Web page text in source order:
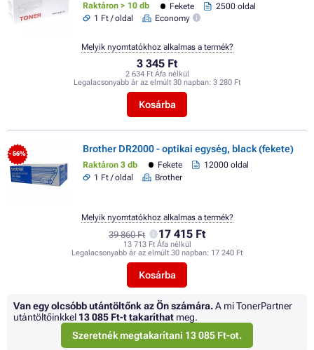
Raktáron > 10 db Fekete
2500 oldal
1 Ft / oldal
Economy
3 345 Ft
2 634 Ft Áfa nélkül
Legalacsonyabb ár az elmúlt 30 napban: 3 280 Ft
Kosárba
Melyik nyomtatókhoz alkalmas a termék?
- 56% Brother DR2000 - optikai egység, black (fekete)
Raktáron 3 db Fekete
12000 oldal
1 Ft / oldal
Brother
39 860 Ft 17 415 Ft
13 713 Ft Áfa nélkül
Legalacsonyabb ár az elmúlt 30 napban: 17 240 Ft
Kosárba
Melyik nyomtatókhoz alkalmas a termék?
Van egy olcsóbb utántöltőnk az Ön számára.A mi TonerPartner
utántöltőinkkel 13 085 Ft-t takaríthat meg.
Szeretnék megtakarítani 13 085 Ft-ot.